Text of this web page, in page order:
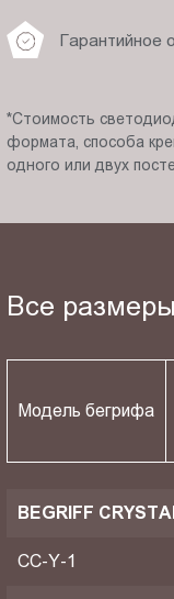
Гарантийное
*Стоимость
формата, способа
одного или двух
Все размеры
Модель бегрифа
BEGRIFF
CC-Y-1